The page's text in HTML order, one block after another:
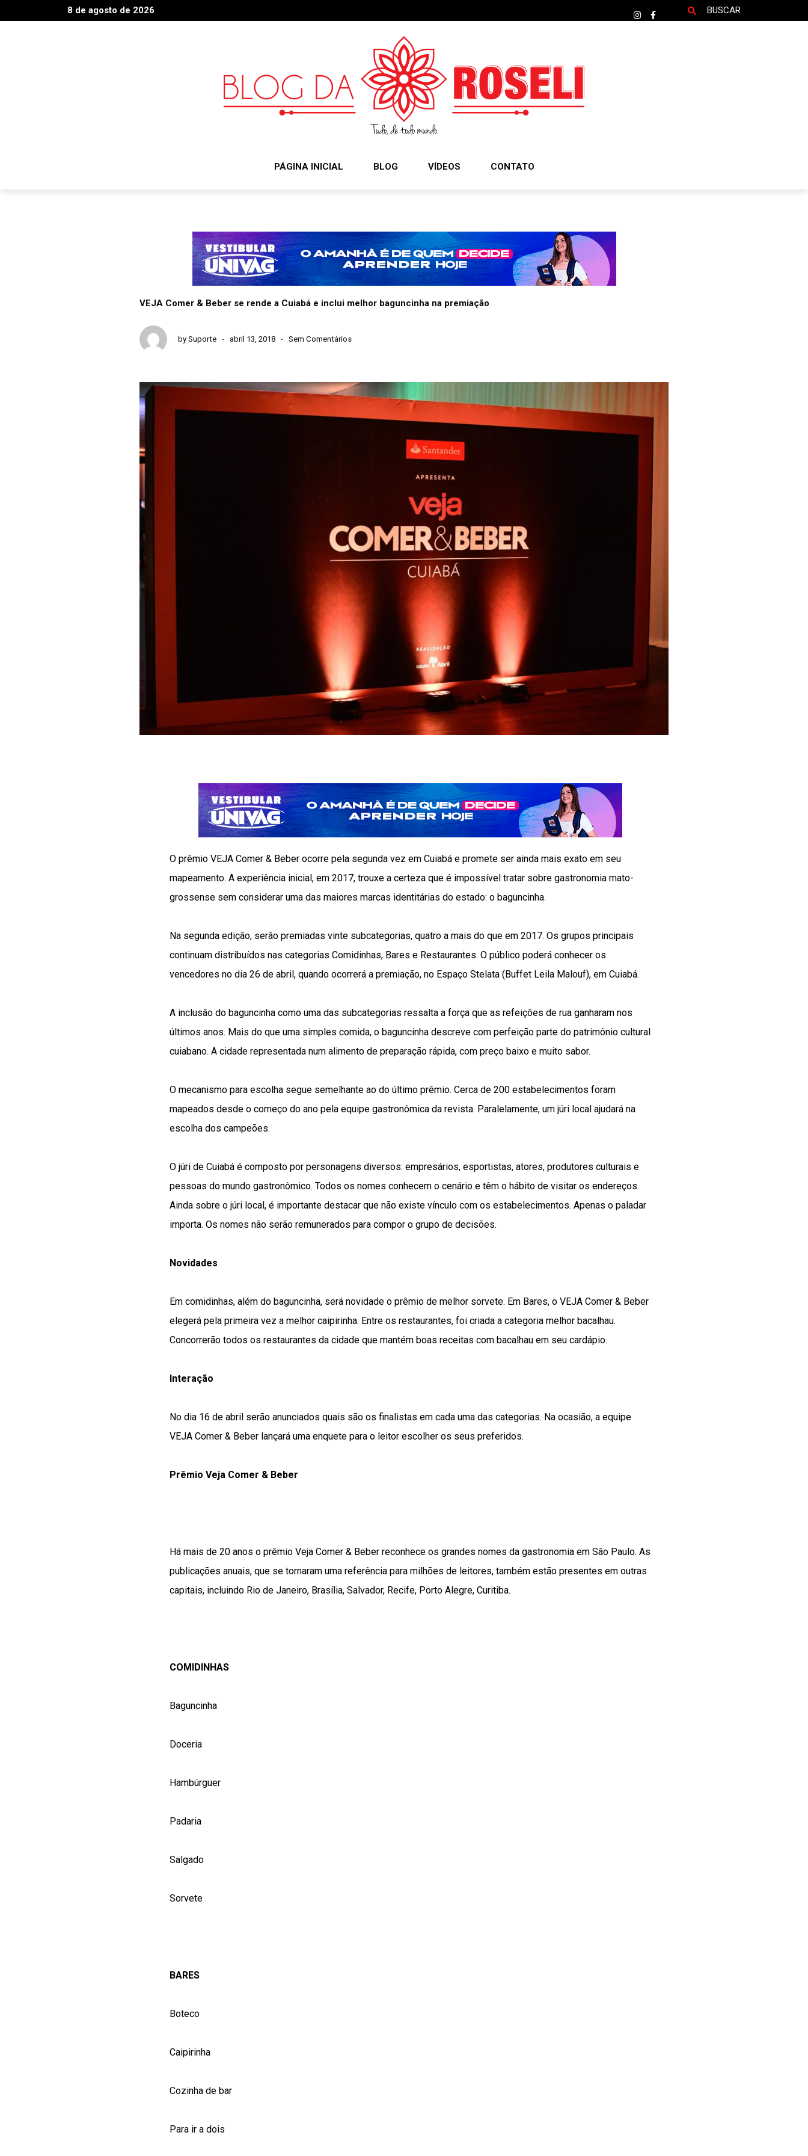
8 de agosto de 2026 BUSCAR
PÁGINA INICIAL BLOG VÍDEOS CONTATO
VEJA Comer & Beber se rende a Cuiabá e inclui melhor baguncinha na premiação
by Suporte abril 13, 2018 Sem Comentários
O prêmio VEJA Comer & Beber ocorre pela segunda vez em Cuiabá e promete ser ainda mais exato em seu
mapeamento. A experiência inicial, em 2017, trouxe a certeza que é impossível tratar sobre gastronomia mato-
grossense sem considerar uma das maiores marcas identitárias do estado: o baguncinha.
Na segunda edição, serão premiadas vinte subcategorias, quatro a mais do que em 2017. Os grupos principais
continuam distribuídos nas categorias Comidinhas, Bares e Restaurantes. O público poderá conhecer os
vencedores no dia 26 de abril, quando ocorrerá a premiação, no Espaço Stelata (Buffet Leila Malouf), em Cuiabá.
A inclusão do baguncinha como uma das subcategorias ressalta a força que as refeições de rua ganharam nos
últimos anos. Mais do que uma simples comida, o baguncinha descreve com perfeição parte do patrimônio cultural
cuiabano. A cidade representada num alimento de preparação rápida, com preço baixo e muito sabor.
O mecanismo para escolha segue semelhante ao do último prêmio. Cerca de 200 estabelecimentos foram
mapeados desde o começo do ano pela equipe gastronômica da revista. Paralelamente, um júri local ajudará na
escolha dos campeões.
O júri de Cuiabá é composto por personagens diversos: empresários, esportistas, atores, produtores culturais e
pessoas do mundo gastronômico. Todos os nomes conhecem o cenário e têm o hábito de visitar os endereços.
Ainda sobre o júri local, é importante destacar que não existe vínculo com os estabelecimentos. Apenas o paladar
importa. Os nomes não serão remunerados para compor o grupo de decisões.
Novidades
Em comidinhas, além do baguncinha, será novidade o prêmio de melhor sorvete. Em Bares, o VEJA Comer & Beber
elegerá pela primeira vez a melhor caipirinha. Entre os restaurantes, foi criada a categoria melhor bacalhau.
Concorrerão todos os restaurantes da cidade que mantém boas receitas com bacalhau em seu cardápio.
Interação
No dia 16 de abril serão anunciados quais são os finalistas em cada uma das categorias. Na ocasião, a equipe
VEJA Comer & Beber lançará uma enquete para o leitor escolher os seus preferidos.
Prêmio Veja Comer & Beber
Há mais de 20 anos o prêmio Veja Comer & Beber reconhece os grandes nomes da gastronomia em São Paulo. As
publicações anuais, que se tornaram uma referência para milhões de leitores, também estão presentes em outras
capitais, incluindo Rio de Janeiro, Brasília, Salvador, Recife, Porto Alegre, Curitiba.
COMIDINHAS
Baguncinha
Doceria
Hambúrguer
Padaria
Salgado
Sorvete
BARES
Boteco
Caipirinha
Cozinha de bar
Para ir a dois